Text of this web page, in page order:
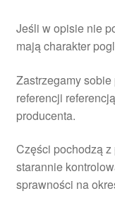
Jeśli w opisie nie
mają charakter
Zastrzegamy
referencji
producenta.
Części pochodzą
starannie
sprawności na